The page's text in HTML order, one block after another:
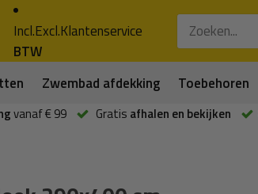
Incl.Excl.
BTW
Klantenservice
Zwembad afdekking Toebehoren
vanaf € 99 Gratis afhalen en bekijken